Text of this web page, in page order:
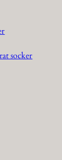
socker